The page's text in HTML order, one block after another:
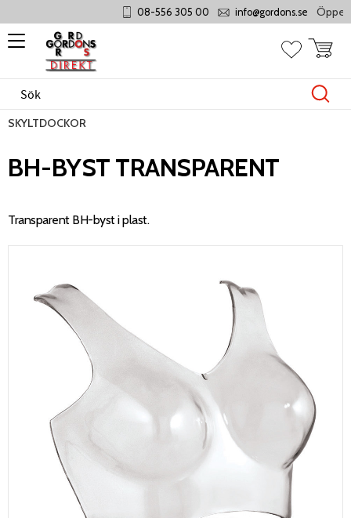
Meny
08-556 305 00 info@gordons.se Öppet
Favoriter
SKYLTDOCKOR
BH-BYST TRANSPARENT
Transparent BH-byst i plast.